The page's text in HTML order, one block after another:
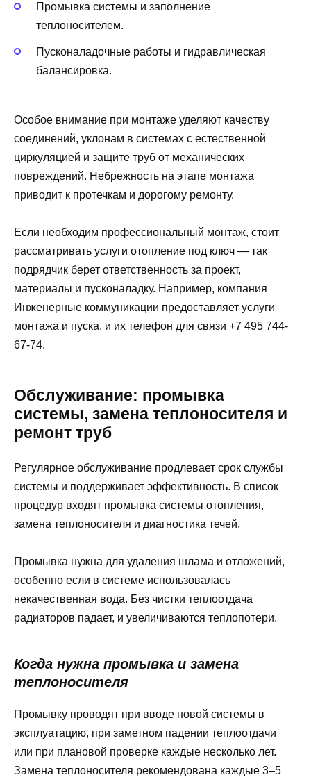
Промывка системы и заполнение
теплоносителем.
Пусконаладочные работы и гидравлическая
балансировка.
Особое внимание при монтаже уделяют качеству
соединений, уклонам в системах с естественной
циркуляцией и защите труб от механических
повреждений. Небрежность на этапе монтажа
приводит к протечкам и дорогому ремонту.
Если необходим профессиональный монтаж, стоит
рассматривать услуги отопление под ключ — так
подрядчик берет ответственность за проект,
материалы и пусконаладку. Например, компания
Инженерные коммуникации предоставляет услуги
монтажа и пуска, и их телефон для связи +7 495 744-
67-74.
Обслуживание: промывка
системы, замена теплоносителя и
ремонт труб
Регулярное обслуживание продлевает срок службы
системы и поддерживает эффективность. В список
процедур входят промывка системы отопления,
замена теплоносителя и диагностика течей.
Промывка нужна для удаления шлама и отложений,
особенно если в системе использовалась
некачественная вода. Без чистки теплоотдача
радиаторов падает, и увеличиваются теплопотери.
Когда нужна промывка и замена
теплоносителя
Промывку проводят при вводе новой системы в
эксплуатацию, при заметном падении теплоотдачи
или при плановой проверке каждые несколько лет.
Замена теплоносителя рекомендована каждые 3–5